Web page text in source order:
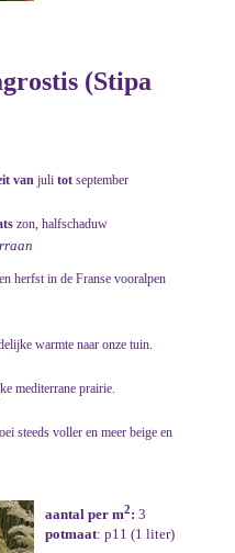
(Stipa
van juli tot september
zon, halfschaduw
herfst in de Franse vooralpen
warmte naar onze tuin.
mediterrane prairie.
steeds voller en meer beige en
aantal per m2: 3
potmaat: p11 (1 liter)